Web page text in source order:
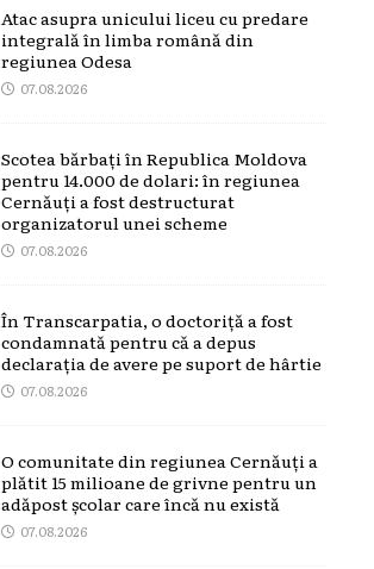
Atac asupra unicului liceu cu predare
integrală în limba română din
regiunea Odesa
07.08.2026
Scotea bărbați în Republica Moldova
pentru 14.000 de dolari: în regiunea
Cernăuți a fost destructurat
organizatorul unei scheme
07.08.2026
În Transcarpatia, o doctoriță a fost
condamnată pentru că a depus
declarația de avere pe suport de hârtie
07.08.2026
O comunitate din regiunea Cernăuți a
plătit 15 milioane de grivne pentru un
adăpost școlar care încă nu există
07.08.2026